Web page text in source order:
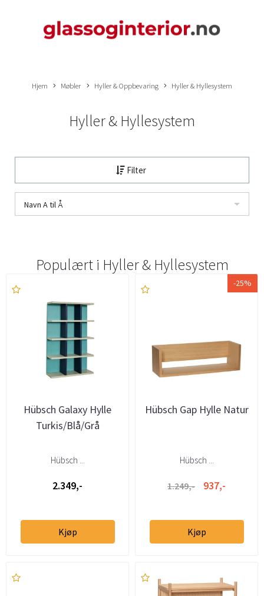
Hjem Møbler Hyller & Oppbevaring Hyller & Hyllesystem
Hyller & Hyllesystem
Filter
Navn A til Å
Populært i Hyller & Hyllesystem
Hübsch Galaxy Hylle
Turkis/Blå/Grå
Hübsch ...
2.349,-
Kjøp
-25%
Hübsch Gap Hylle Natur
Hübsch ...
1.249,- 937,-
Kjøp